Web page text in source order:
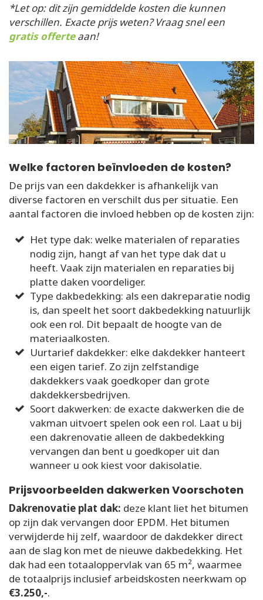
*Let op: dit zijn gemiddelde kosten die kunnen
verschillen. Exacte prijs weten? Vraag snel een
gratis offerteaan!
Welke factoren beïnvloeden de kosten?
De prijs van een dakdekker is afhankelijk van
diverse factoren en verschilt dus per situatie. Een
aantal factoren die invloed hebben op de kosten zijn:
Het type dak: welke materialen of reparaties
nodig zijn, hangt af van het type dak dat u
heeft. Vaak zijn materialen en reparaties bij
platte daken voordeliger.
Type dakbedekking: als een dakreparatie nodig
is, dan speelt het soort dakbedekking natuurlijk
ook een rol. Dit bepaalt de hoogte van de
materiaalkosten.
Uurtarief dakdekker: elke dakdekker hanteert
een eigen tarief. Zo zijn zelfstandige
dakdekkers vaak goedkoper dan grote
dakdekkersbedrijven.
Soort dakwerken: de exacte dakwerken die de
vakman uitvoert spelen ook een rol. Laat u bij
een dakrenovatie alleen de dakbedekking
vervangen dan bent u goedkoper uit dan
wanneer u ook kiest voor dakisolatie.
Prijsvoorbeelden dakwerken Voorschoten
Dakrenovatie plat dak: deze klant liet het bitumen
op zijn dak vervangen door EPDM. Het bitumen
verwijderde hij zelf, waardoor de dakdekker direct
aan de slag kon met de nieuwe dakbedekking. Het
dak had een totaaloppervlak van 65 m², waarmee
de totaalprijs inclusief arbeidskosten neerkwam op
€3.250,-.